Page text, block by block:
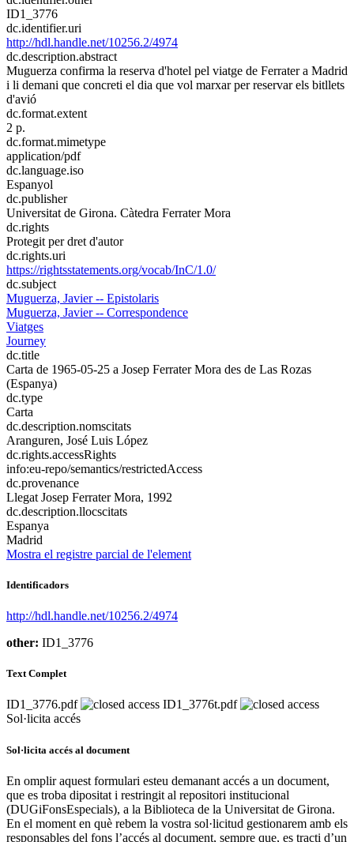
ID1_3776
dc.identifier.uri
http://hdl.handle.net/10256.2/4974
dc.description.abstract
Muguerza confirma la reserva d'hotel pel viatge de Ferrater a Madrid
i li demani que concreti el dia que vol marxar per reservar els bitllets
d'avió
dc.format.extent
2 p.
dc.format.mimetype
application/pdf
dc.language.iso
Espanyol
dc.publisher
Universitat de Girona. Càtedra Ferrater Mora
dc.rights
Protegit per dret d'autor
dc.rights.uri
https://rightsstatements.org/vocab/InC/1.0/
dc.subject
Muguerza, Javier -- Epistolaris
Muguerza, Javier -- Correspondence
Viatges
Journey
dc.title
Carta de 1965-05-25 a Josep Ferrater Mora des de Las Rozas
(Espanya)
dc.type
Carta
dc.description.nomscitats
Aranguren, José Luis López
dc.rights.accessRights
info:eu-repo/semantics/restrictedAccess
dc.provenance
Llegat Josep Ferrater Mora, 1992
dc.description.llocscitats
Espanya
Madrid
Mostra el registre parcial de l'element
Identificadors
http://hdl.handle.net/10256.2/4974
other: ID1_3776
Text Complet
ID1_3776.pdf
ID1_3776t.pdf
Sol·licita accés
Sol·licita accés al document
En omplir aquest formulari esteu demanant accés a un document,
que es troba dipositat i restringit al repositori institucional
(DUGiFonsEspecials), a la Biblioteca de la Universitat de Girona.
En el moment en què rebem la vostra sol·licitud gestionarem amb els
responsables del fons l’accés al document, sempre que, es tracti d’un